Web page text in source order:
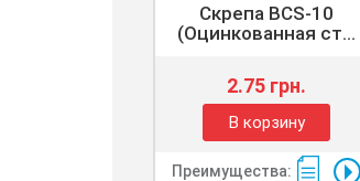
Скрепа BCS-10
(Оцинкованная ст...
2.75 грн.
В корзину
Преимущества: